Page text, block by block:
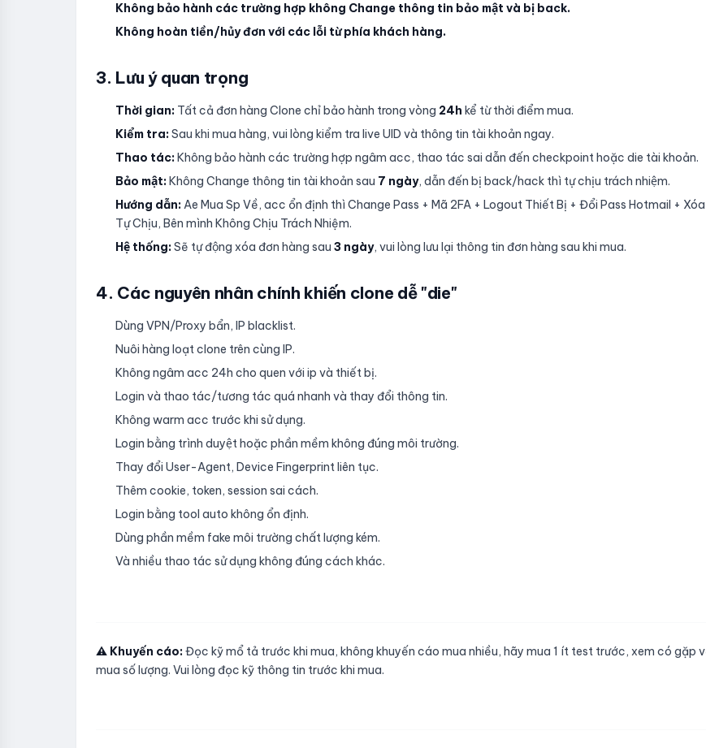
Không bảo hành các trường hợp không Change thông tin bảo mật và bị back.
Không hoàn tiền/hủy đơn với các lỗi từ phía khách hàng.
3. Lưu ý quan trọng
Thời gian: Tất cả đơn hàng Clone chỉ bảo hành trong vòng 24h kể từ thời điểm mua.
Kiểm tra:Sau khi mua hàng, vui lòng kiểm tra live UID và thông tin tài khoản ngay.
Thao tác:Không bảo hành các trường hợp ngâm acc, thao tác sai dẫn đến checkpoint hoặc die tài khoản.
Bảo mật:Không Change thông tin tài khoản sau 7 ngày, dẫn đến bị back/hack thì tự chịu trách nhiệm.
Hướng dẫn:Ae Mua Sp Về, acc ổn định thì Change Pass + Mã 2FA + Logout Thiết Bị + Đổi Pass Hotmail +
Tự Chịu, Bên mình Không Chịu Trách Nhiệm.
Hệ thống:Sẽ tự động xóa đơn hàng sau 3 ngày, vui lòng lưu lại thông tin đơn hàng sau khi mua.
4. Các nguyên nhân chính khiến clone dễ "die"
Dùng VPN/Proxy bẩn, IP blacklist.
Nuôi hàng loạt clone trên cùng IP.
Không ngâm acc 24h cho quen với ip và thiết bị.
Login và thao tác/tương tác quá nhanh và thay đổi thông tin.
Không warm acc trước khi sử dụng.
Login bằng trình duyệt hoặc phần mềm không đúng môi trường.
Thay đổi User-Agent, Device Fingerprint liên tục.
Thêm cookie, token, session sai cách.
Login bằng tool auto không ổn định.
Dùng phần mềm fake môi trường chất lượng kém.
Và nhiều thao tác sử dụng không đúng cách khác.
⚠️ Khuyến cáo:Đọc kỹ mổ tả trước khi mua, không khuyến cáo mua nhiều, hãy mua 1 ít test trước, xem có gặp
mua số lượng. Vui lòng đọc kỹ thông tin trước khi mua.